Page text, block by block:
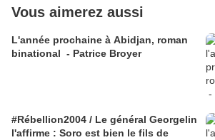
Vous aimerez aussi
L'année prochaine à Abidjan, roman
binational - Patrice Broyer
#Rébellion2004 / Le général Georgelin
l'affirme : Soro est bien le fils de